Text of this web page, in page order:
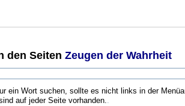
den Seiten Zeugen der Wahrheit
ein Wort suchen, sollte es nicht links in der
auf jeder Seite vorhanden..